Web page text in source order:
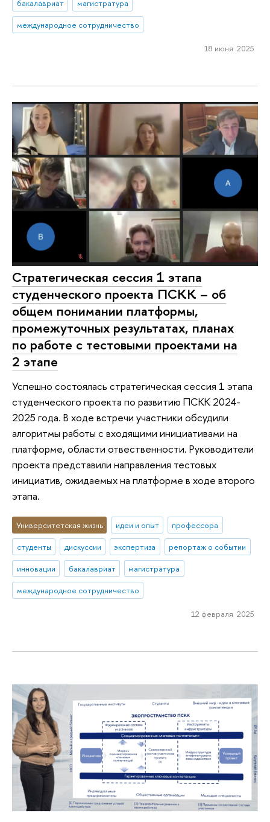
бакалавриат
магистратура
международное сотрудничество
18 июня 2025
Стратегическая сессия 1 этапа
студенческого проекта ПСКК – об
общем понимании платформы,
промежуточных результатах, планах
по работе с тестовыми проектами на
2 этапе
Успешно состоялась стратегическая сессия 1 этапа
студенческого проекта по развитию ПСКК 2024-
2025 года. В ходе встречи участники обсудили
алгоритмы работы с входящими инициативами на
платформе, области отвественности. Руководители
проекта представили направления тестовых
инициатив, ожидаемых на платформе в ходе второго
этапа.
Университетская жизнь идеи и опыт
профессора
студенты
дискуссии экспертиза
репортаж о событии
инновации
бакалавриат
магистратура
международное сотрудничество
12 февраля 2025